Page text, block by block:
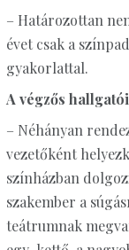
– Határozottan
évet csak a
gyakorlattal.
A végzős
– Néhányan
vezetőként
színházban
szakember a
teátrumnak